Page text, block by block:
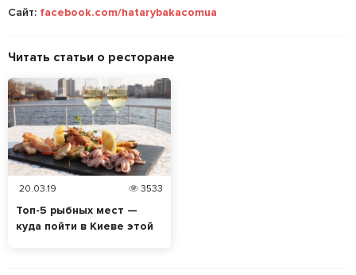
Сайт: facebook.com/hatarybakacomua
Читать статьи о ресторане
20.03.19 3533
Топ-5 рыбных мест —
куда пойти в Киеве этой